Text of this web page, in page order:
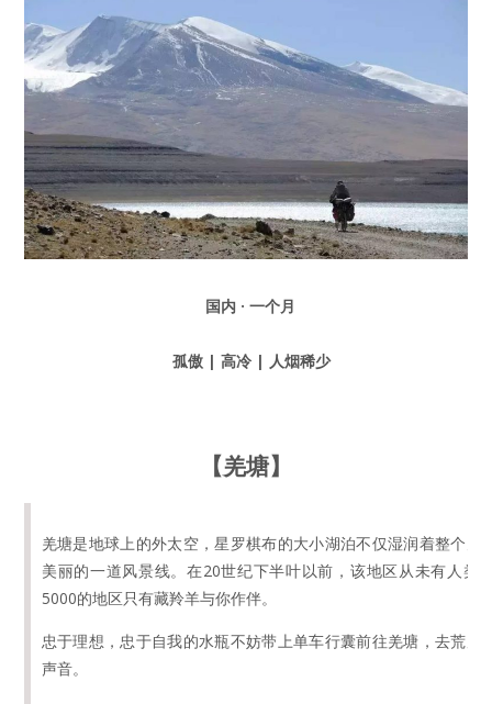
国内 · 一个月
孤傲 | 高冷 | 人烟稀少
【羌塘】
羌塘是地球上的外太空，星罗棋布的大小湖泊不仅湿润着整个羌
美丽的一道风景线。在20世纪下半叶以前，该地区从未有人类
5000的地区只有藏羚羊与你作伴。
忠于理想，忠于自我的水瓶不妨带上单车行囊前往羌塘，去荒原
声音。